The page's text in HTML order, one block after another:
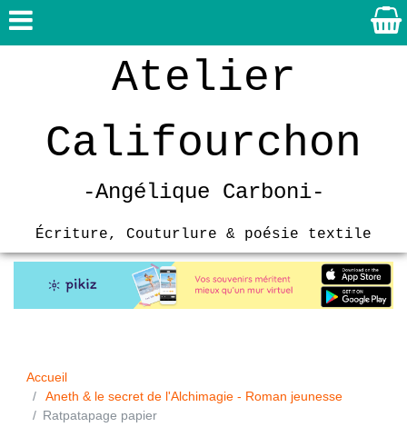
Atelier
Califourchon
-Angélique Carboni-
Écriture, Couturlure & poésie textile
Accueil
Aneth & le secret de l'Alchimagie - Roman jeunesse
Ratpatapage papier